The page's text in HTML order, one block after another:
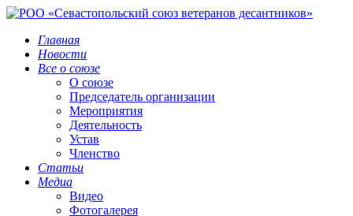
Главная
Новости
Все о союзе
О союзе
Председатель организации
Мероприятия
Деятельность
Устав
Членство
Статьи
Медиа
Видео
Фотогалерея